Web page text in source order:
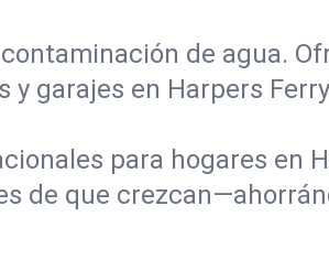
de agua.
y garajes en Harpers
para hogares en
de que